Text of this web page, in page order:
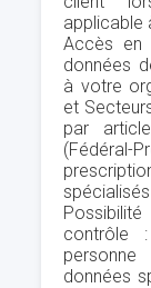
applicable
Accès en
données
à votre
et
par
(Fédéral-
spécialisés
contrôle
données